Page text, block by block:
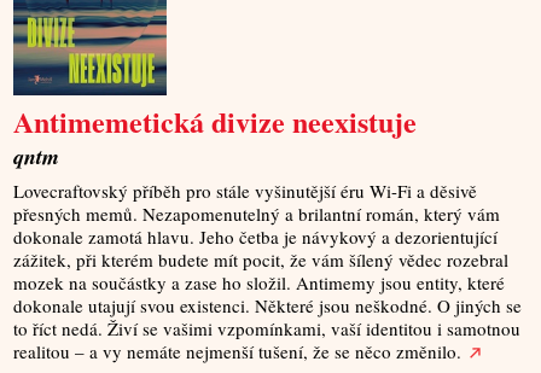
Antimemetická divize neexistuje
qntm
Lovecraftovský příběh pro stále vyšinutější éru Wi-Fi a děsivě
přesných memů. Nezapomenutelný a brilantní román, který vám
dokonale zamotá hlavu. Jeho četba je návykový a dezorientující
zážitek, při kterém budete mít pocit, že vám šílený vědec rozebral
mozek na součástky a zase ho složil. Antimemy jsou entity, které
dokonale utajují svou existenci. Některé jsou neškodné. O jiných se
to říct nedá. Živí se vašimi vzpomínkami, vaší identitou i samotnou
realitou – a vy nemáte nejmenší tušení, že se něco změnilo.